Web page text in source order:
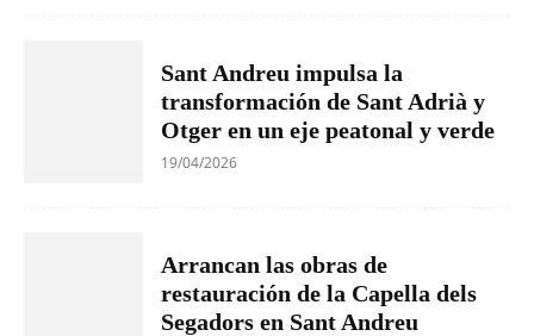
Sant Andreu impulsa la
transformación de Sant Adrià y
Otger en un eje peatonal y verde
19/04/2026
Arrancan las obras de
restauración de la Capella dels
Segadors en Sant Andreu